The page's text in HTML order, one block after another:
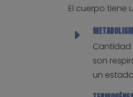
El cuerpo tiene
E
Cantidad
son
un